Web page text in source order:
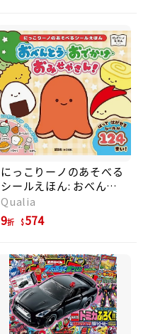
にっこりーノのあそべる
シールえほん: おべんと
う．おでかけ．おみせや
さん!
Qualia
9折 574